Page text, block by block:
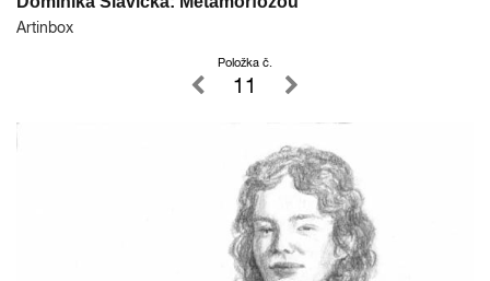
Artinbox
Položka č.
11